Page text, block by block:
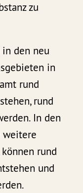
zu
den neu
in
rund
rund
In den
weitere
rund
und